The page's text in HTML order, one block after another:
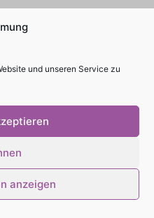
und unseren Service zu
anzeigen